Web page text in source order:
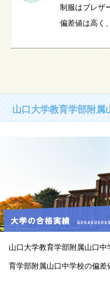
制服はブレザ
偏差値は高く
山口大学教育学部附属
山口大学教育学部附属山口
育学部附属山口中学校の偏差